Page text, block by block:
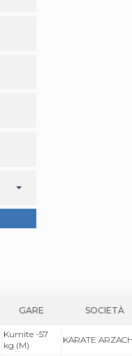
GARE SOCIETÀ
Kumite -57
kg (M)
KARATE